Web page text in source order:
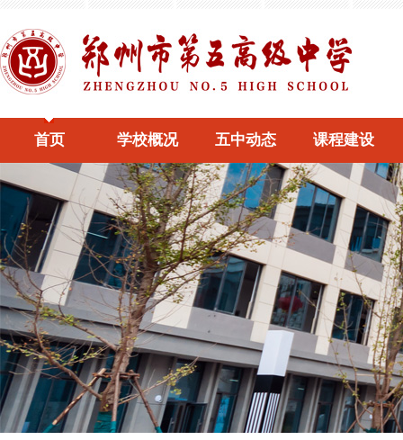
首页 学校概况 五中动态 课程建设